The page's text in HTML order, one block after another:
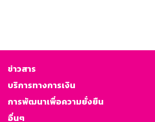
ข่าวสาร
บริการทางการเงิน
การพัฒนาเพื่อความยั่งยืน
อื่นๆ